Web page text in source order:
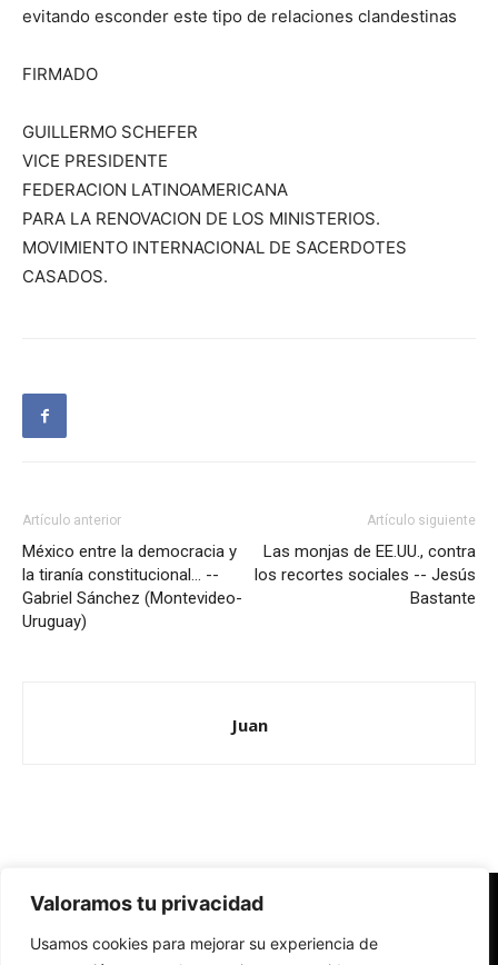
Valoramos tu privacidad
Usamos cookies para mejorar su experiencia de
evitando esconder este tipo de relaciones clandestinas
FIRMADO
GUILLERMO SCHEFER
VICE PRESIDENTE
FEDERACION LATINOAMERICANA
PARA LA RENOVACION DE LOS MINISTERIOS.
MOVIMIENTO INTERNACIONAL DE SACERDOTES
CASADOS.
Artículo anterior
México entre la democracia y
la tiranía constitucional… --
Gabriel Sánchez (Montevideo-
Uruguay)
Artículo siguiente
Las monjas de EE.UU., contra
los recortes sociales -- Jesús
Bastante
Juan
Redes Cristianas
Una mirada alternativa sobre la Iglesia católica y la sociedad